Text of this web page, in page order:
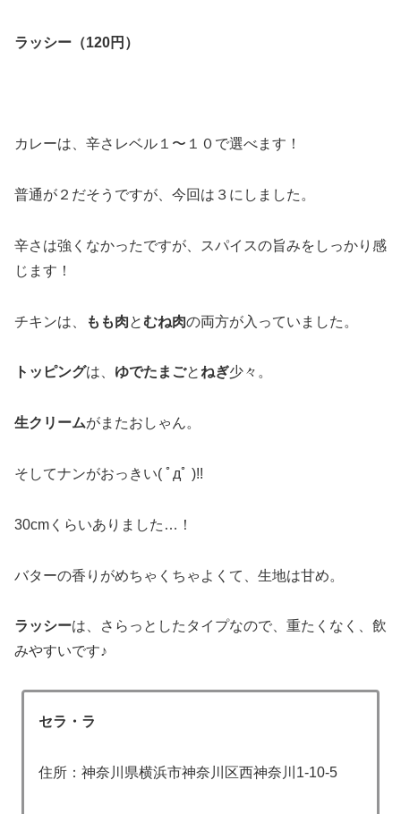
ラッシー（120円）
カレーは、辛さレベル１〜１０で選べます！
普通が２だそうですが、今回は３にしました。
辛さは強くなかったですが、スパイスの旨みをしっかり感
じます！
チキンは、 もも肉とむね肉の両方が入っていました。
トッピングは、 ゆでたまごと ねぎ少々。
生クリームがまたおしゃん。
そしてナンがおっきい( ﾟдﾟ )!!
30cmくらいありました…！
バターの香りがめちゃくちゃよくて、生地は甘め。
ラッシーは、さらっとしたタイプなので、重たくなく、飲
みやすいです♪
セラ・ラ
住所：神奈川県横浜市神奈川区西神奈川1-10-5